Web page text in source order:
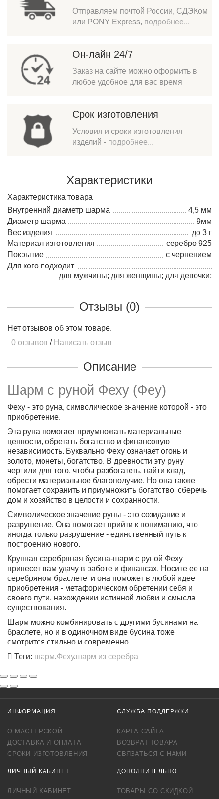
Отправляем почтой России, СДЭКом
или PONY Express, подробнее...
Он-лайн 24/7
Заказ на сайте можно оформить в
любое удобное для вас время
Срок изготовления
Условия и сроки изготовления
изделий - подробнее...
Характеристики
Характеристика товара
Внутренний диаметр шарма
4,5 мм
Диаметр шарма
9мм
Вес изделия
до 3 г
Материал изготовления
серебро 925
Покрытие
с чернением
Для кого подходит
для мужчины; для женщины; для девочки;
Отзывы (0)
Нет отзывов об этом товаре.
0 отзывов / Написать отзыв
Описание
Шарм с руной Феху (Феу)
Феху - это руна, символическое значение которой - это
приобретение.
Эта руна помогает приумножать материальные
ценности, обретать богатство и финансовую
независимость. Буквально Феху означает огонь и
золото, монеты, богатство. В древности эту руну
чертили для того, чтобы разбогатеть, найти клад,
обрести материальное благополучие. Но она также
помогает сохранить и приумножить богатство, сберечь
дом и хозяйство в целости и сохранности.
Символическое значение руны - это созидание и
разрушение. Она помогает прийти к пониманию, что
иногда только разрушение - единственный путь к
построению нового.
Крупная серебряная бусина-шарм с руной Феху
принесет вам удачу в работе и финансах. Носите ее на
серебряном браслете, и она поможет в любой идее
приобретения - метафорическом обретении себя и
своего пути, нахождении истинной любви и смысла
существования.
Шарм можно комбинировать с другими бусинами на
браслете, но и в одиночном виде бусина тоже
смотрится стильно и современно.
Теги: шарм,Феху,шарм из серебра
ИНФОРМАЦИЯ
О МАСТЕРСКОЙ
ДОСТАВКА И ОПЛАТА
СРОКИ ИЗГОТОВЛЕНИЯ
СЛУЖБА ПОДДЕРЖКИ
КАРТА САЙТА
ВОЗВРАТ ТОВАРА
СВЯЗАТЬСЯ С НАМИ
ЛИЧНЫЙ КАБИНЕТ
ЛИЧНЫЙ КАБИНЕТ
ДОПОЛНИТЕЛЬНО
ТОВАРЫ СО СКИДКОЙ